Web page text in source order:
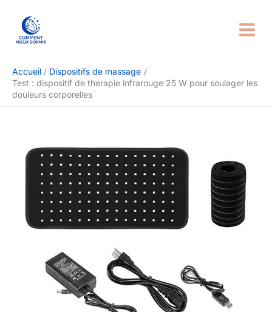
contenu
Accueil
Dispositifs de massage
Test : dispositif de thérapie infrarouge 25 W pour soulager les
douleurs corporelles